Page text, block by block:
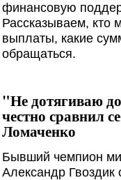
финансовую
Рассказываем, кто
выплаты, какие
обращаться.
"Не дотягиваю
честно сравнил
Ломаченко
Бывший чемпион
Александр Гвоздик